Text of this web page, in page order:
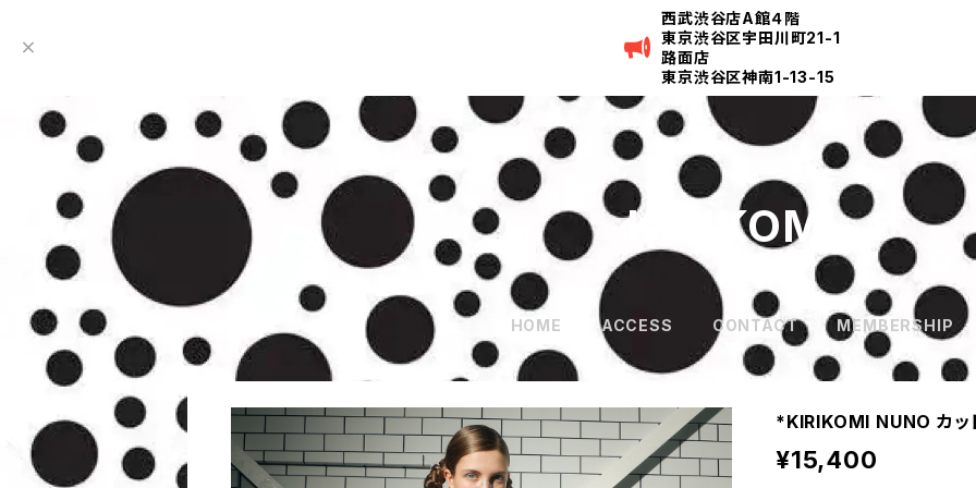
西武渋谷店A館４階
東京渋谷区宇田川町21-1
路面店
東京渋谷区神南1-13-15
KIRIKOMI
HOME ACCESS CONTACT MEMBERSHIP
*KIRIKOMI NUNO カッ
¥15,400